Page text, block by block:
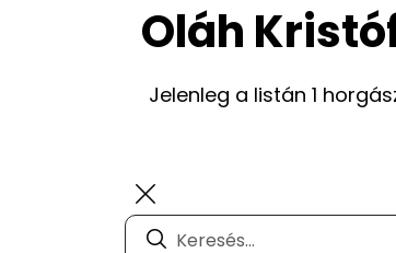
Oláh
Jelenleg a listán 1